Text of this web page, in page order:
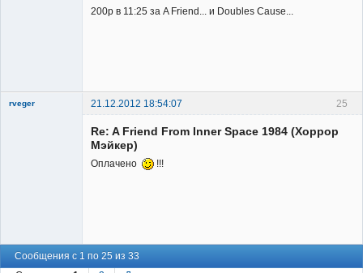
200р в 11:25 за A Friend... и Doubles Cause...
25
rveger 21.12.2012 18:54:07
Re: A Friend From Inner Space 1984 (Хоррор
Мэйкер)
Оплачено !!!
Сообщения с 1 по 25 из 33